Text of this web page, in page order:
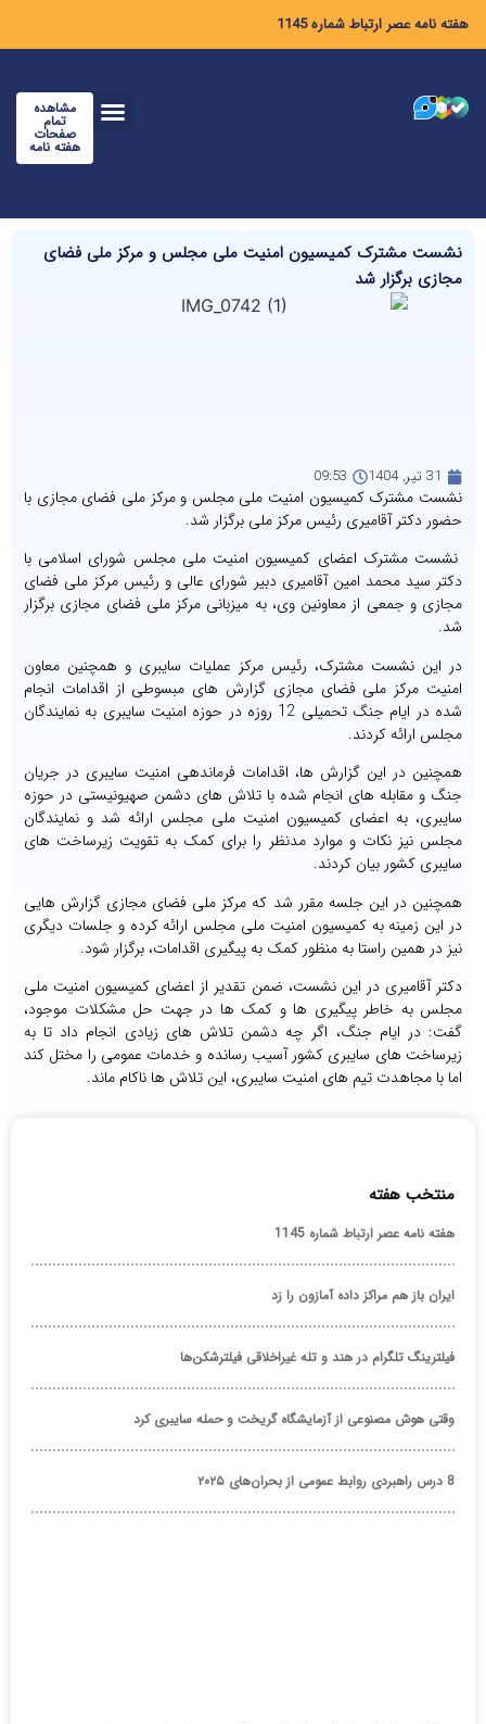
هفته نامه عصر ارتباط شماره 1145
مشاهده
تمام
صفحات
هفته نامه
نشست مشترک کمیسیون امنیت ملی مجلس و مرکز ملی فضای
مجازی برگزار شد
31 تیر, 1404 09:53
نشست مشترک کمیسیون امنیت ملی مجلس و مرکز ملی فضای مجازی با
حضور دکتر آقامیری رئیس مرکز ملی برگزار شد.
نشست مشترک اعضای کمیسیون امنیت ملی مجلس شورای اسلامی با
دکتر سید محمد امین آقامیری دبیر شورای عالی و رئیس مرکز ملی فضای
مجازی و جمعی از معاونین وی، به میزبانی مرکز ملی فضای مجازی برگزار
شد.
در این نشست مشترک، رئیس مرکز عملیات سایبری و همچنین معاون
امنیت مرکز ملی فضای مجازی گزارش های مبسوطی از اقدامات انجام
شده در ایام جنگ تحمیلی 12 روزه در حوزه امنیت سایبری به نمایندگان
مجلس ارائه کردند.
همچنین در این گزارش ها، اقدامات فرماندهی امنیت سایبری در جریان
جنگ و مقابله های انجام شده با تلاش های دشمن صهیونیستی در حوزه
سایبری، به اعضای کمیسیون امنیت ملی مجلس ارائه شد و نمایندگان
مجلس نیز نکات و موارد مدنظر را برای کمک به تقویت زیرساخت های
سایبری کشور بیان کردند.
همچنین در این جلسه مقرر شد که مرکز ملی فضای مجازی گزارش هایی
در این زمینه به کمیسیون امنیت ملی مجلس ارائه کرده و جلسات دیگری
نیز در همین راستا به منظور کمک به پیگیری اقدامات، برگزار شود.
دکتر آقامیری در این نشست، ضمن تقدیر از اعضای کمیسیون امنیت ملی
مجلس به خاطر پیگیری ها و کمک ها در جهت حل مشکلات موجود،
گفت: در ایام جنگ، اگر چه دشمن تلاش های زیادی انجام داد تا به
زیرساخت های سایبری کشور آسیب رسانده و خدمات عمومی را مختل کند
اما با مجاهدت تیم های امنیت سایبری، این تلاش ها ناکام ماند.
منتخب هفته
هفته نامه عصر ارتباط شماره 1145
ایران باز هم مراکز داده آمازون را زد
فیلترینگ تلگرام در هند و تله غیراخلاقی فیلترشکن‌ها
وقتی هوش مصنوعی از آزمایشگاه گریخت و حمله سایبری کرد
8 درس راهبردی روابط عمومی از بحران‌های ۲۰۲۵